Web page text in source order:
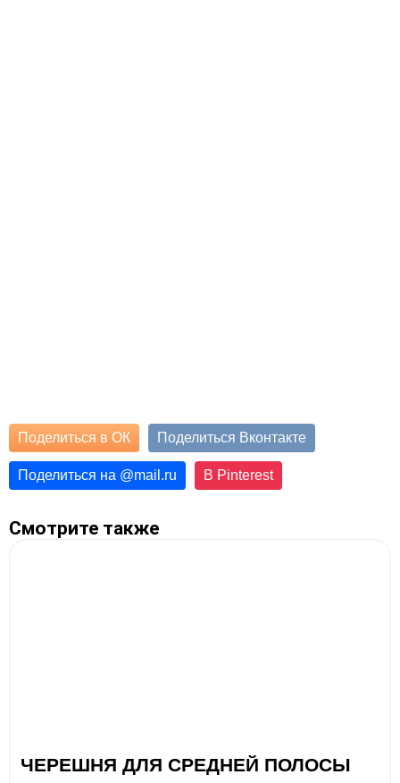
Поделиться в ОК Поделиться Вконтакте
Поделиться на @mail.ru В Pinterest
Смотрите также
ЧЕРЕШНЯ ДЛЯ СРЕДНЕЙ ПОЛОСЫ